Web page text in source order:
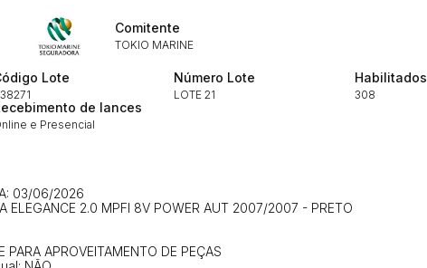
Comitente
TOKIO MARINE
Lote Número Lote
LOTE 21
Habilitados
308
de lances
e Presencial
03/06/2026
ELEGANCE 2.0 MPFI 8V POWER AUT 2007/2007 - PRETO
APROVEITAMENTO DE PEÇAS
Envie sua Proposta
Histórico de Propostas
14/04/2025 18:43:11